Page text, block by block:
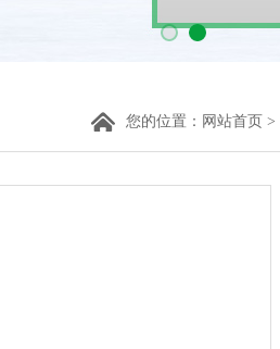
您的位置： 网站首页 >